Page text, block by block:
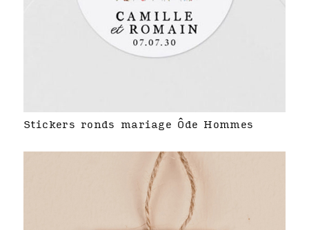
Stickers ronds mariage Ôde Hommes